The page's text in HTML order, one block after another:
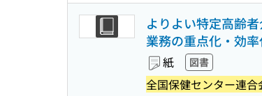
よりよい特定高齢
業務の重点化・効
紙 図書
全国保健センター連合